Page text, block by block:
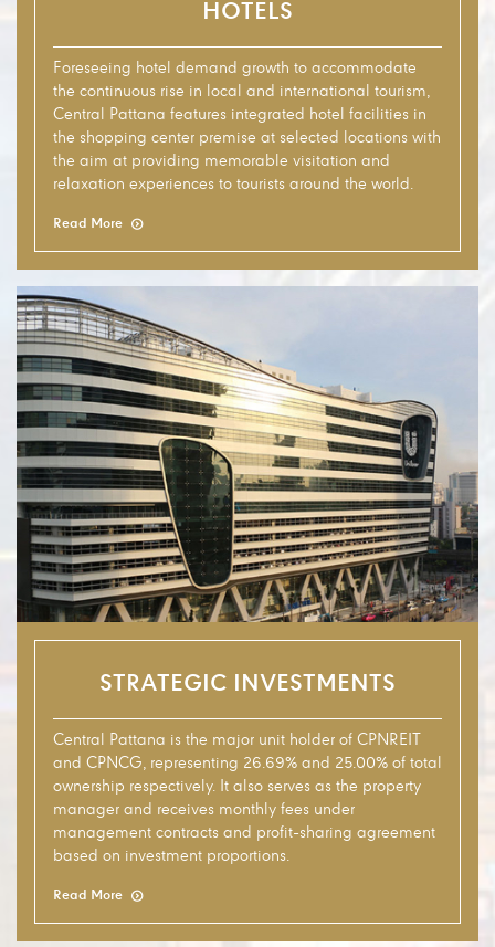
HOTELS
Foreseeing hotel demand growth to accommodate
the continuous rise in local and international tourism,
Central Pattana features integrated hotel facilities in
the shopping center premise at selected locations with
the aim at providing memorable visitation and
relaxation experiences to tourists around the world.
Read More
Strategic Investments
STRATEGIC INVESTMENTS
Central Pattana is the major unit holder of CPNREIT
and CPNCG, representing 26.69% and 25.00% of total
ownership respectively. It also serves as the property
manager and receives monthly fees under
management contracts and profit-sharing agreement
based on investment proportions.
Read More